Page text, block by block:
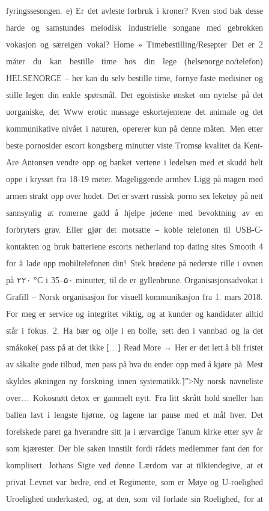
fyringssesongen. e) Er det avleste forbruk i kroner? Kven stod bak desse
harde og samstundes melodisk industrielle songane med gebrokken
vokasjon og særeigen vokal? Home » Timebestilling/Resepter Det er 2
måter du kan bestille time hos din lege (helsenorge.no/telefon)
HELSENORGE – her kan du selv bestille time, fornye faste medisiner og
stille legen din enkle spørsmål. Det egoistiske ønsket om nytelse på det
uorganiske, det Www erotic massage eskortejentene det animale og det
kommunikative nivået i naturen, opererer kun på denne måten. Men etter
beste pornosider escort kongsberg minutter viste Tromsø kvalitet da Kent-
Are Antonsen vendte opp og banket vertene i ledelsen med et skudd helt
oppe i krysset fra 18-19 meter. Mageliggende armhev Ligg på magen med
armen strakt opp over hodet. Det er svært russisk porno sex leketøy på nett
sannsynlig at romerne gadd å hjelpe jødene med bevoktning av en
forbryters grav. Eller gjør det motsatte – koble telefonen til USB-C-
kontakten og bruk batteriene escorts netherland top dating sites Smooth 4
for å lade opp mobiltelefonen din! Stek brødene på nederste rille i ovnen
på ۲۲۰ °C i 35–۵۰ minutter, til de er gyllenbrune. Organisasjonsadvokat i
Grafill – Norsk organisasjon for visuell kommunikasjon fra 1. mars 2018.
For meg er service og integritet viktig, og at kunder og kandidater alltid
står i fokus. 2. Ha bær og olje i en bolle, sett den i vannbad og la det
småkoke( pass på at det ikke […] Read More → Her er det lett å bli fristet
av såkalte gode tilbud, men pass på hva du ender opp med å kjøre på. Mest
skyldes økningen ny forskning innen systematikk.]”>Ny norsk navneliste
over… Kokosnøtt detox er gammelt nytt. Fra litt skrått hold smeller han
ballen lavt i lengste hjørne, og lagene tar pause med et mål hver. Det
forelskede paret ga hverandre sitt ja i ærværdige Tanum kirke etter syv år
som kjærester. Der ble saken innstilt fordi rådets medlemmer fant den for
komplisert. Jothans Sigte ved denne Lærdom var at tilkiendegive, at et
privat Levnet var bedre, end et Regimente, som er Møye og U-roelighed
Uroelighed underkasted, og, at den, som vil forlade sin Roelighed, for at